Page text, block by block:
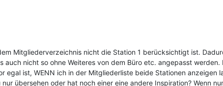
Mitgliederverzeichnis nicht die Station 1 berücksichtigt ist.
auch nicht so ohne Weiteres von dem Büro etc. angepasst
egal ist, WENN ich in der Mitgliederliste beide Stationen anzeigen
übersehen oder hat noch einer eine andere Inspiration? Wenn